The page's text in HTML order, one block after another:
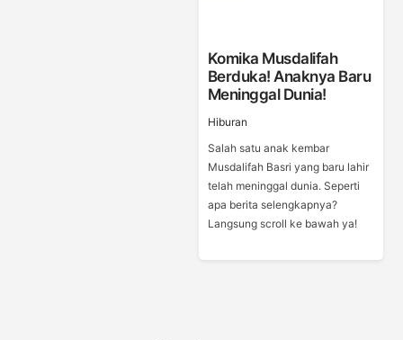
Komika Musdalifah
Berduka! Anaknya Baru
Meninggal Dunia!
Hiburan
Salah satu anak kembar
Musdalifah Basri yang baru lahir
telah meninggal dunia. Seperti
apa berita selengkapnya?
Langsung scroll ke bawah ya!